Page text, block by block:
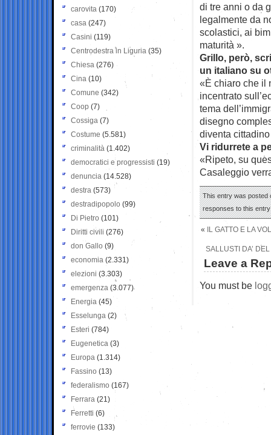
di tre anni o da
legalmente da
scolastici, ai
maturità ».
Grillo, però,
un italiano su
«È chiaro che il
incentrato
tema
disegno
diventa
Vi ridurrete a
«Ripeto, su
Casaleggio
This entry was posted
responses to this
« IL GATTO E LA
SALLUSTI DA’
Leave a
You must be
carovita (170)
casa (247)
Casini (119)
Centrodestra in Liguria (35)
Chiesa (276)
Cina (10)
Comune (342)
Coop (7)
Cossiga (7)
Costume (5.581)
criminalità (1.402)
democratici e progressisti (19)
denuncia (14.528)
destra (573)
destradipopolo (99)
Di Pietro (101)
Diritti civili (276)
don Gallo (9)
economia (2.331)
elezioni (3.303)
emergenza (3.077)
Energia (45)
Esselunga (2)
Esteri (784)
Eugenetica (3)
Europa (1.314)
Fassino (13)
federalismo (167)
Ferrara (21)
Ferretti (6)
ferrovie (133)